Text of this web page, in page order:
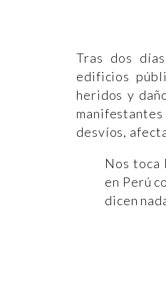
Tras dos
edificios
heridos y
desvíos,
Nos toca
en Perú
dicen